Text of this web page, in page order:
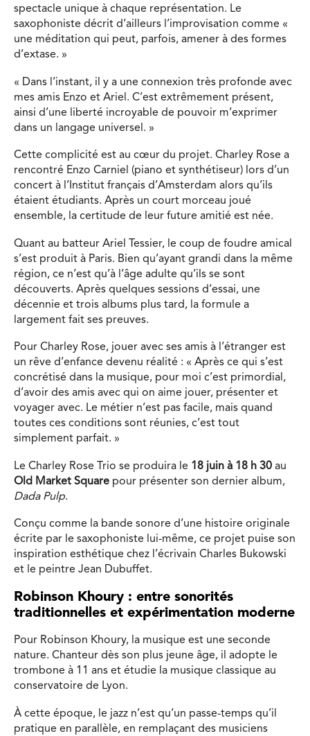
spectacle unique à chaque représentation. Le
saxophoniste décrit d’ailleurs l’improvisation comme «
une méditation qui peut, parfois, amener à des formes
d’extase. »
« Dans l’instant, il y a une connexion très profonde avec
mes amis Enzo et Ariel. C’est extrêmement présent,
ainsi d’une liberté incroyable de pouvoir m’exprimer
dans un langage universel. »
Cette complicité est au cœur du projet. Charley Rose a
rencontré Enzo Carniel (piano et synthétiseur) lors d’un
concert à l’Institut français d’Amsterdam alors qu’ils
étaient étudiants. Après un court morceau joué
ensemble, la certitude de leur future amitié est née.
Quant au batteur Ariel Tessier, le coup de foudre amical
s’est produit à Paris. Bien qu’ayant grandi dans la même
région, ce n’est qu’à l’âge adulte qu’ils se sont
découverts. Après quelques sessions d’essai, une
décennie et trois albums plus tard, la formule a
largement fait ses preuves.
Pour Charley Rose, jouer avec ses amis à l’étranger est
un rêve d’enfance devenu réalité : « Après ce qui s’est
concrétisé dans la musique, pour moi c’est primordial,
d’avoir des amis avec qui on aime jouer, présenter et
voyager avec. Le métier n’est pas facile, mais quand
toutes ces conditions sont réunies, c’est tout
simplement parfait. »
Le Charley Rose Trio se produira le 18 juin à 18 h 30 au
Old Market Square pour présenter son dernier album,
Dada Pulp.
Conçu comme la bande sonore d’une histoire originale
écrite par le saxophoniste lui-même, ce projet puise son
inspiration esthétique chez l’écrivain Charles Bukowski
et le peintre Jean Dubuffet.
Robinson Khoury : entre sonorités
traditionnelles et expérimentation moderne
Pour Robinson Khoury, la musique est une seconde
nature. Chanteur dès son plus jeune âge, il adopte le
trombone à 11 ans et étudie la musique classique au
conservatoire de Lyon.
À cette époque, le jazz n’est qu’un passe-temps qu’il
pratique en parallèle, en remplaçant des musiciens